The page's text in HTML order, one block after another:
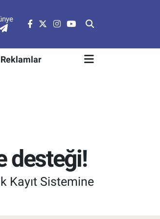
desteği!
Kayıt Sistemine